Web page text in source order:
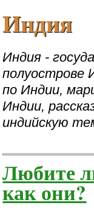
Индия
Индия -
полуострове
по Индии,
Индии,
индийскую
Любите
как они?